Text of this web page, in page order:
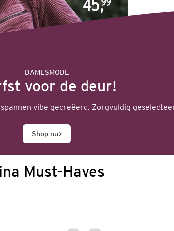
DAMESMODE
voor de deur!
vibe gecreëerd. Zorgvuldig
Shop nu
Must-Haves